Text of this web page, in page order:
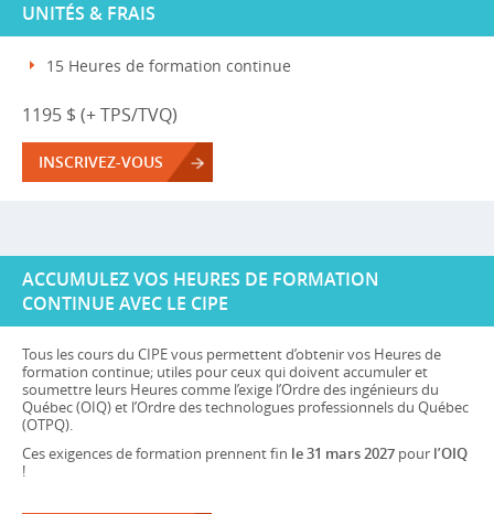
UNITÉS & FRAIS
15 Heures de formation continue
1195 $ (+ TPS/TVQ)
INSCRIVEZ-VOUS
ACCUMULEZ VOS HEURES DE FORMATION
CONTINUE AVEC LE CIPE
Tous les cours du CIPE vous permettent d’obtenir vos Heures de
formation continue; utiles pour ceux qui doivent accumuler et
soumettre leurs Heures comme l’exige l’Ordre des ingénieurs du
Québec (OIQ) et l’Ordre des technologues professionnels du Québec
(OTPQ).
Ces exigences de formation prennent fin le 31 mars 2027 pour l’OIQ
!